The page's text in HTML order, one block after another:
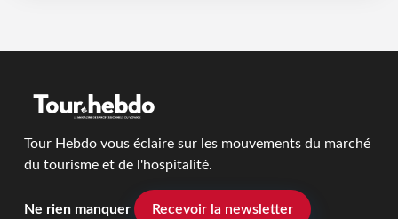
Tour Hebdo vous éclaire sur les mouvements du marché
du tourisme et de l'hospitalité.
Ne rien manquer Recevoir la newsletter